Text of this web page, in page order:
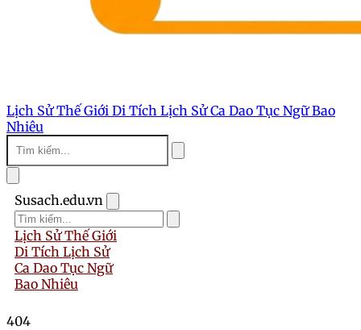
Lịch Sử Thế Giới Di Tích Lịch SửCa Dao Tục NgữBao
Nhiêu
Susach.edu.vn
Lịch Sử Thế Giới
Di Tích Lịch Sử
Ca Dao Tục Ngữ
Bao Nhiêu
404